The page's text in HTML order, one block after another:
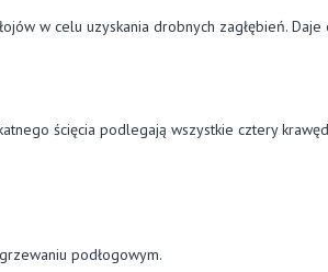
w celu uzyskania drobnych zagłębień.
ścięcia podlegają wszystkie cztery
podłogowym.